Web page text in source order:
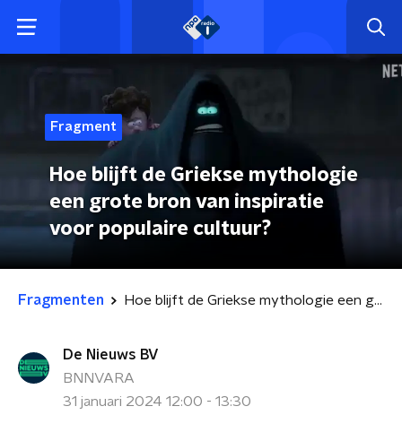
Fragment
Hoe blijft de Griekse mythologie
een grote bron van inspiratie
voor populaire cultuur?
Fragmenten Hoe blijft de Griekse mythologie een grote bron van inspiratie voor populaire cultuur?
De Nieuws BV
BNNVARA
31 januari 2024 12:00 - 13:30